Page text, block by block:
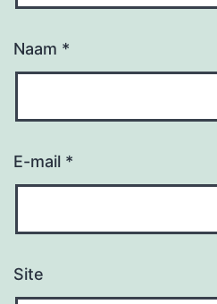
Naam *
E-mail *
Site